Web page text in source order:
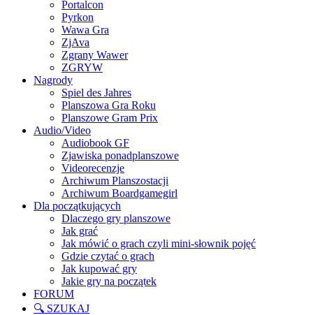
Portalcon
Pyrkon
Wawa Gra
ZjAva
Zgrany Wawer
ZGRYW
Nagrody
Spiel des Jahres
Planszowa Gra Roku
Planszowe Gram Prix
Audio/Video
Audiobook GF
Zjawiska ponadplanszowe
Videorecenzje
Archiwum Planszostacji
Archiwum Boardgamegirl
Dla początkujących
Dlaczego gry planszowe
Jak grać
Jak mówić o grach czyli mini-słownik pojęć
Gdzie czytać o grach
Jak kupować gry
Jakie gry na początek
FORUM
🔍 SZUKAJ